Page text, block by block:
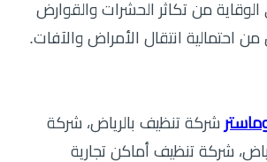
من تكاثر الحشرات والقوارض
من احتمالية انتقال الأمراض والآفات.
شركة تنظيف بالرياض، شركة
شركة تنظيف أماكن تجارية